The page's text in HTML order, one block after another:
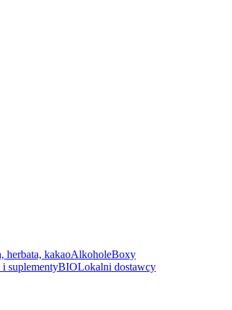
herbata, kakaoAlkoholeBoxy
suplementyBIOLokalni dostawcy